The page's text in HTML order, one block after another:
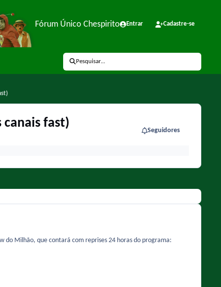
Fórum Único Chespirito Entrar Cadastre-se
Pesquisar...
canais fast)
Seguidores
do Milhão, que contará com reprises 24 horas do programa: